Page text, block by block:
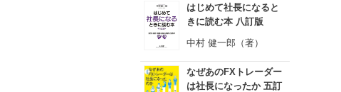
はじめて社長になると
きに読む本 八訂版
中村 健一郎（著）
なぜあのFXトレーダー
は社長になったか 五訂